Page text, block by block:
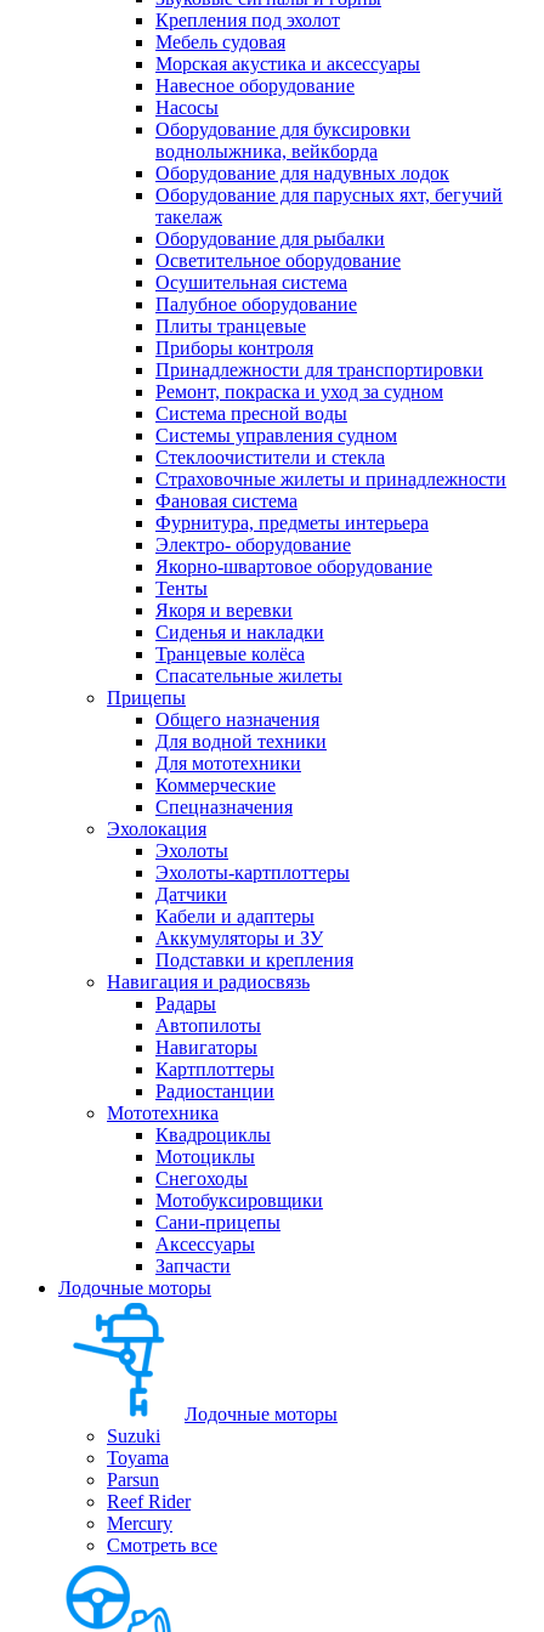
Крепления под эхолот
Мебель судовая
Морская акустика и аксессуары
Навесное оборудование
Насосы
Оборудование для буксировки
воднолыжника, вейкборда
Оборудование для надувных лодок
Оборудование для парусных яхт, бегучий
такелаж
Оборудование для рыбалки
Осветительное оборудование
Осушительная система
Палубное оборудование
Плиты транцевые
Приборы контроля
Принадлежности для транспортировки
Ремонт, покраска и уход за судном
Система пресной воды
Системы управления судном
Стеклоочистители и стекла
Страховочные жилеты и принадлежности
Фановая система
Фурнитура, предметы интерьера
Электро- оборудование
Якорно-швартовое оборудование
Тенты
Якоря и веревки
Сиденья и накладки
Транцевые колёса
Спасательные жилеты
Прицепы
Общего назначения
Для водной техники
Для мототехники
Коммерческие
Спецназначения
Эхолокация
Эхолоты
Эхолоты-картплоттеры
Датчики
Кабели и адаптеры
Аккумуляторы и ЗУ
Подставки и крепления
Навигация и радиосвязь
Радары
Автопилоты
Навигаторы
Картплоттеры
Радиостанции
Мототехника
Квадроциклы
Мотоциклы
Снегоходы
Мотобуксировщики
Сани-прицепы
Аксессуары
Запчасти
Лодочные моторы
Лодочные моторы
Suzuki
Toyama
Parsun
Reef Rider
Mercury
Смотреть все